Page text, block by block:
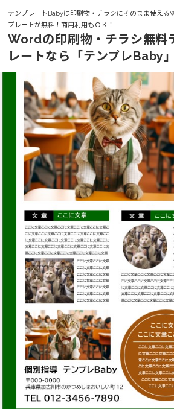
テンプレートBabyは印刷物・チラシにそのまま使える
プレートが無料！商用利用もＯＫ！
Wordの印刷物・チラシ無料
レートなら「テンプレBaby」